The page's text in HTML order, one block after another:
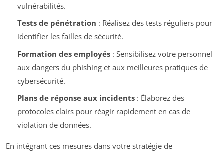
vulnérabilités.
Tests de pénétration : Réalisez des tests réguliers pour
identifier les failles de sécurité.
Formation des employés: Sensibilisez votre personnel
aux dangers du phishing et aux meilleures pratiques de
cybersécurité.
Plans de réponse aux incidents: Élaborez des
protocoles clairs pour réagir rapidement en cas de
violation de données.
En intégrant ces mesures dans votre stratégie de